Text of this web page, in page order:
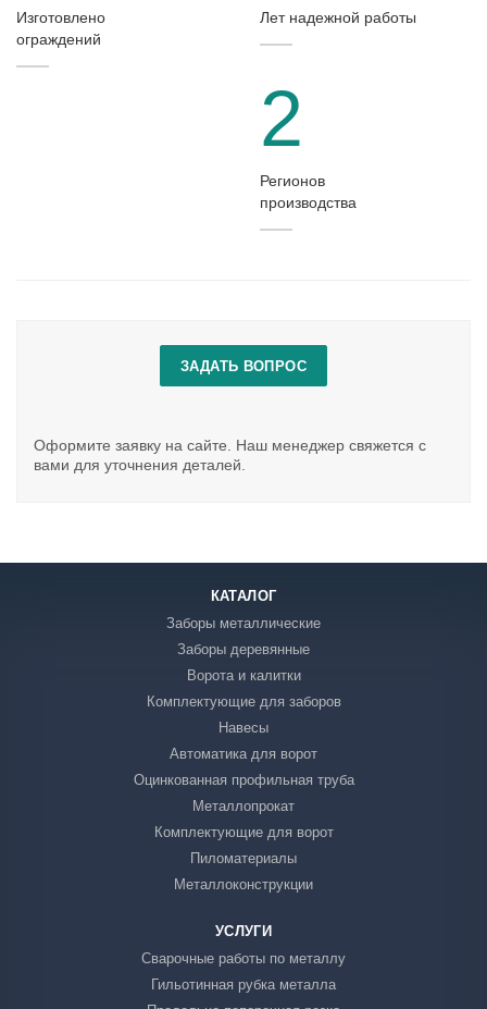
Изготовлено
ограждений
Лет надежной работы
2
Регионов
производства
ЗАДАТЬ ВОПРОС
Оформите заявку на сайте. Наш менеджер свяжется с
вами для уточнения деталей.
КАТАЛОГ
Заборы металлические
Заборы деревянные
Ворота и калитки
Комплектующие для заборов
Навесы
Автоматика для ворот
Оцинкованная профильная труба
Металлопрокат
Комплектующие для ворот
Пиломатериалы
Металлоконструкции
УСЛУГИ
Сварочные работы по металлу
Гильотинная рубка металла